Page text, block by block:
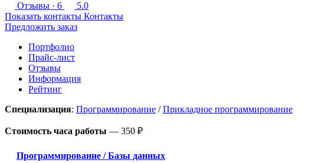
Отзывы · 6
5.0
Показать контакты Контакты
Предложить заказ
Портфолио
Прайс-лист
Отзывы
Информация
Рейтинг
Специализация: Программирование /Прикладное программирование
Стоимость часа работы — 350 ₽
Программирование / Базы данных